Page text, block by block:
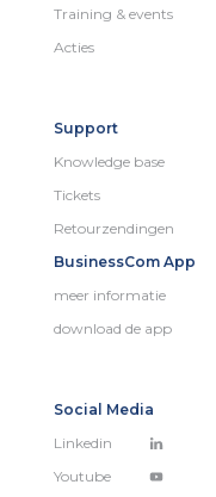
Training & events
Acties
Support
Knowledge base
Tickets
Retourzendingen
BusinessCom App
meer informatie
download de app
Social Media
Linkedin
Youtube